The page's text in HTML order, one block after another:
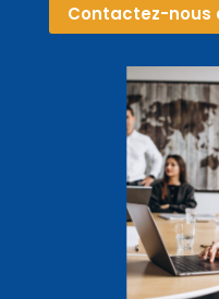
Contactez-nous